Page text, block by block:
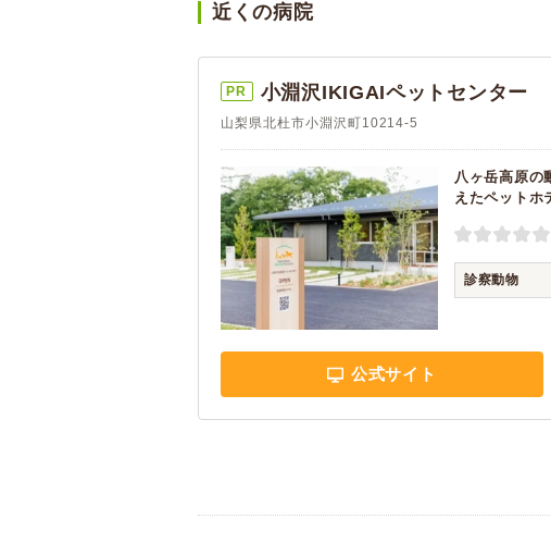
近くの病院
PR 小淵沢IKIGAIペットセンター
山梨県北杜市小淵沢町10214-5
八ヶ岳高原の
えたペットホ
診察動物
公式サイト